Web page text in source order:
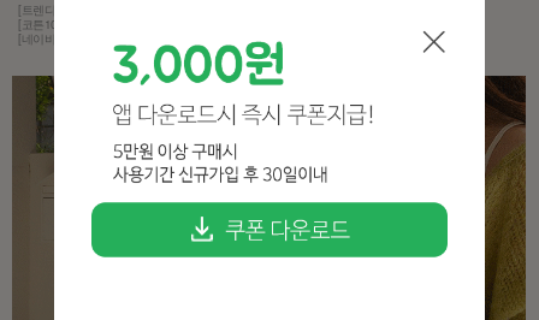
[트렌디한 감성]
[코튼100% 소재]
[네이비 컬러에 화이트 레터링]
[컬러는 4계절 내내 사랑받는 연청]